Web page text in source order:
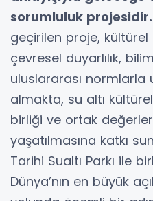
sorumluluk projesidir.
geçirilen proje, kültürel
çevresel duyarlılık,
uluslararası normlarla
almakta, su altı kültürel
birliği ve ortak
yaşatılmasına katkı
Tarihi Sualtı Parkı ile
Dünya’nın en büyük